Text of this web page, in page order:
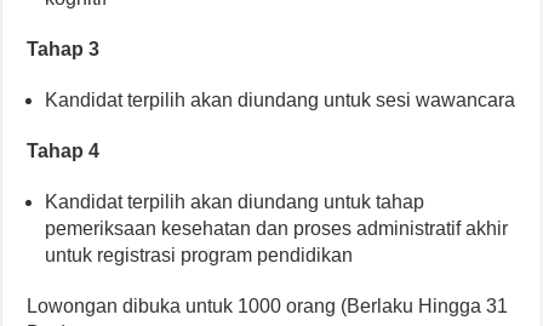
Tahap 3
Kandidat terpilih akan diundang untuk sesi wawancara
Tahap 4
Kandidat terpilih akan diundang untuk tahap
pemeriksaan kesehatan dan proses administratif akhir
untuk registrasi program pendidikan
Lowongan dibuka untuk 1000 orang (Berlaku Hingga 31